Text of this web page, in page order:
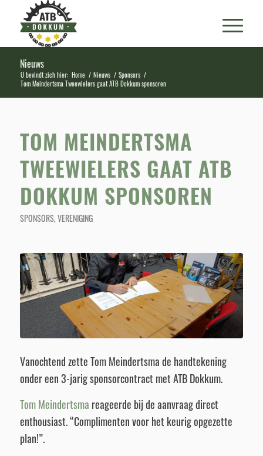
Nieuws
U bevindt zich hier: Home / Nieuws / Sponsors /
Tom Meindertsma Tweewielers gaat ATB Dokkum sponsoren
TOM MEINDERTSMA
TWEEWIELERS GAAT ATB
DOKKUM SPONSOREN
SPONSORS,VERENIGING
Vanochtend zette Tom Meindertsma de handtekening
onder een 3-jarig sponsorcontract met ATB Dokkum.
Tom Meindertsma reageerde bij de aanvraag direct
enthousiast. “Complimenten voor het keurig opgezette
plan!”.